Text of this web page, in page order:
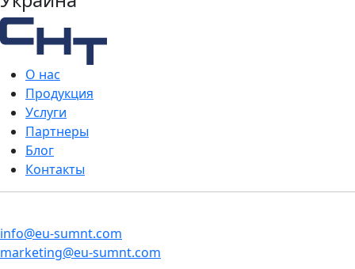
О нас
Продукция
Услуги
Партнеры
Блог
Контакты
info@eu-sumnt.com
marketing@eu-sumnt.com